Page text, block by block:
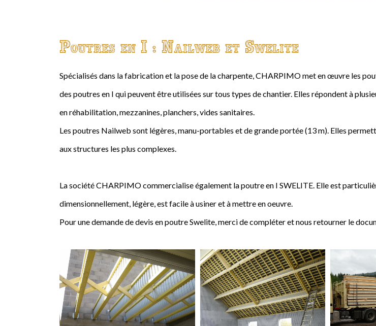
Poutres en I : Nailweb et Swelite
Spécialisés dans la fabrication et la pose de la charpente, CHARPIMO met en œuvre les
des poutres en I qui peuvent être utilisées sur tous types de chantier. Elles répondent à
en réhabilitation, mezzanines, planchers, vides sanitaires.
Les poutres Nailweb sont légères, manu-portables et de grande portée (13 m). Elles
aux structures les plus complexes.
La société CHARPIMO commercialise également la poutre en I SWELITE. Elle est
dimensionnellement, légère, est facile à usiner et à mettre en oeuvre.
Pour une demande de devis en poutre Swelite, merci de compléter et nous retourner le